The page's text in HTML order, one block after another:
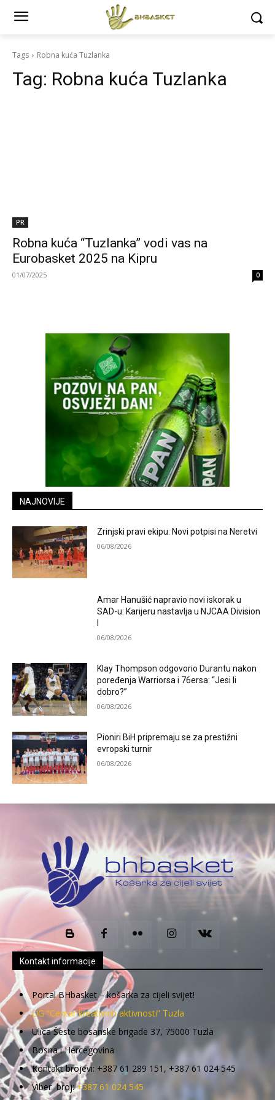
Tags Robna kuća Tuzlanka
Tag: Robna kuća Tuzlanka
PR
Robna kuća “Tuzlanka” vodi vas na
Eurobasket 2025 na Kipru
01/07/2025 0
NAJNOVIJE
Zrinjski pravi ekipu: Novi potpisi na Neretvi
06/08/2026
Amar Hanušić napravio novi iskorak u
SAD-u: Karijeru nastavlja u NJCAA Division
06/08/2026
Klay Thompson odgovorio Durantu nakon
poređenja Warriorsa i 76ersa: “Jesi li
dobro?”
06/08/2026
Pioniri BiH pripremaju se za prestižni
evropski turnir
06/08/2026
Kontakt informacije
Portal BHbasket – košarka za cijeli svijet!
UG “Centar kreativnih aktivnosti” Tuzla
Ulica Šeste bosanske brigade 37, 75000 Tuzla
Bosna i Hercegovina
Kontakt brojevi: +387 61 289 151, +387 61 024 545
Viber broj:+387 61 024 545